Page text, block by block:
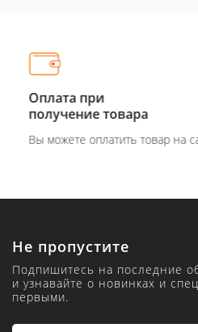
Оплата при
получение товара
Вы можете оплатить товар на
Не пропустите
Подпишитесь на последние
и узнавайте о новинках и
первыми.